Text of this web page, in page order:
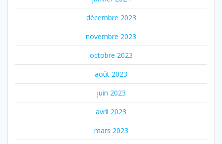
décembre 2023
novembre 2023
octobre 2023
août 2023
juin 2023
avril 2023
mars 2023